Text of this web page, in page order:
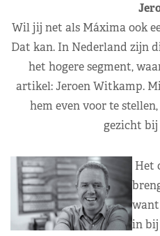
Wil jij net als Máxima ook
Dat kan. In Nederland zijn
het hogere segment,
artikel: Jeroen Witkamp.
hem even voor te
gezicht bij
Het
in bij